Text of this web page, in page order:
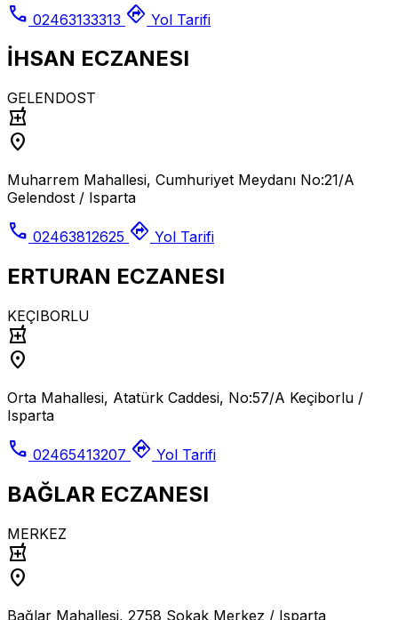
call 02463133313 directions Yol Tarifi
İHSAN ECZANESI
GELENDOST
local_pharmacy
location_on
Muharrem Mahallesi, Cumhuriyet Meydanı No:21/A
Gelendost / Isparta
call 02463812625 directions Yol Tarifi
ERTURAN ECZANESI
KEÇIBORLU
local_pharmacy
location_on
Orta Mahallesi, Atatürk Caddesi, No:57/A Keçiborlu /
Isparta
call 02465413207 directions Yol Tarifi
BAĞLAR ECZANESI
MERKEZ
local_pharmacy
location_on
Bağlar Mahallesi, 2758 Sokak Merkez / Isparta